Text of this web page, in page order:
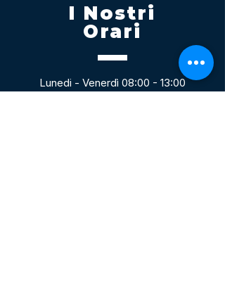
I Nostri
Orari
Lunedi - Venerdì 08:00 - 13:00